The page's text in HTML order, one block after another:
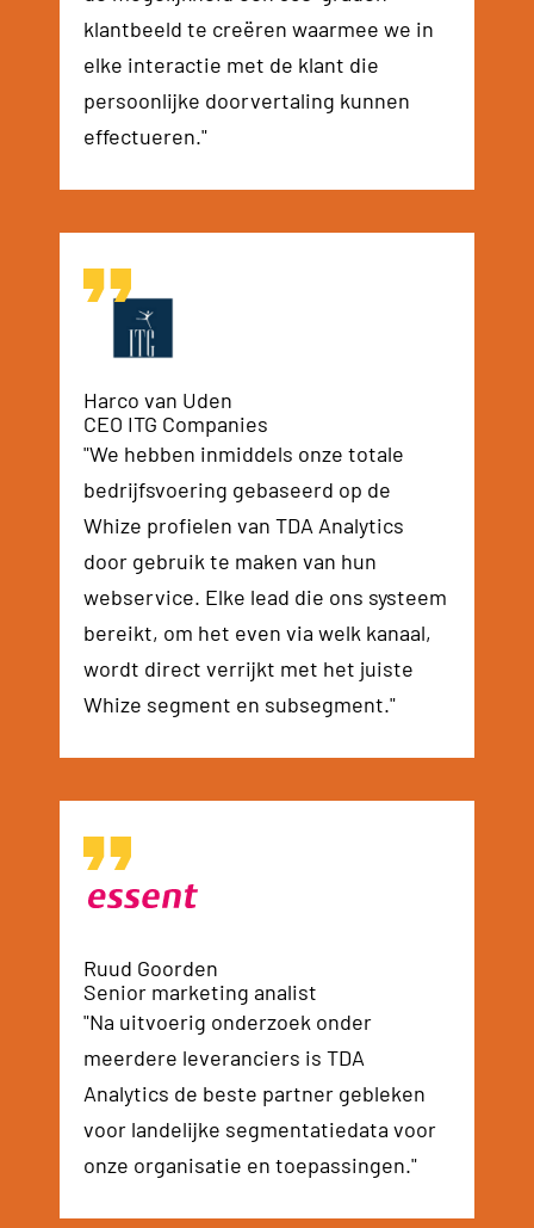
klantbeeld te creëren waarmee we in
elke interactie met de klant die
persoonlijke doorvertaling kunnen
effectueren."
Harco van Uden
CEO ITG Companies
"We hebben inmiddels onze totale
bedrijfsvoering gebaseerd op de
Whize profielen van TDA Analytics
door gebruik te maken van hun
webservice. Elke lead die ons systeem
bereikt, om het even via welk kanaal,
wordt direct verrijkt met het juiste
Whize segment en subsegment."
Ruud Goorden
Senior marketing analist
"Na uitvoerig onderzoek onder
meerdere leveranciers is TDA
Analytics de beste partner gebleken
voor landelijke segmentatiedata voor
onze organisatie en toepassingen."